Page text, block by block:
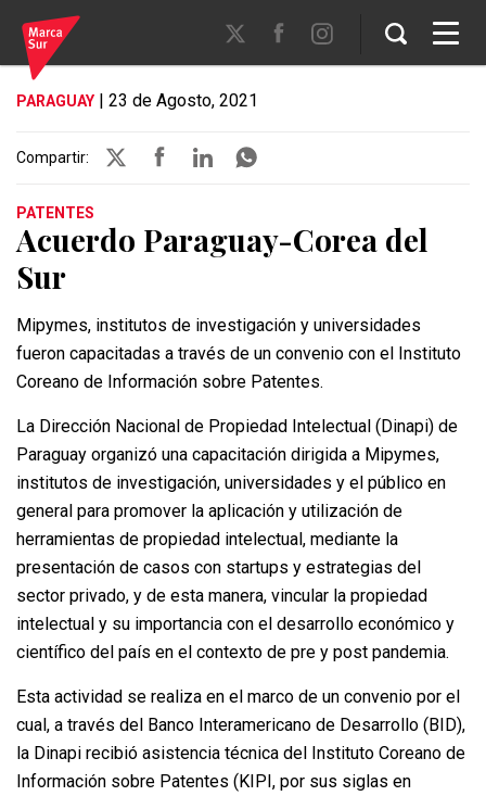
PARAGUAY | 23 de Agosto, 2021
Compartir:
PATENTES
Acuerdo Paraguay-Corea del
Sur
Mipymes, institutos de investigación y universidades
fueron capacitadas a través de un convenio con el Instituto
Coreano de Información sobre Patentes.
La Dirección Nacional de Propiedad Intelectual (Dinapi) de
Paraguay organizó una capacitación dirigida a Mipymes,
institutos de investigación, universidades y el público en
general para promover la aplicación y utilización de
herramientas de propiedad intelectual, mediante la
presentación de casos con startups y estrategias del
sector privado, y de esta manera, vincular la propiedad
intelectual y su importancia con el desarrollo económico y
científico del país en el contexto de pre y post pandemia.
Esta actividad se realiza en el marco de un convenio por el
cual, a través del Banco Interamericano de Desarrollo (BID),
la Dinapi recibió asistencia técnica del Instituto Coreano de
Información sobre Patentes (KIPI, por sus siglas en